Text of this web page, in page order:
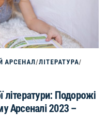
АРСЕНАЛ/ЛІТЕРАТУРА/
літератури: Подорожі
Арсеналі 2023 –